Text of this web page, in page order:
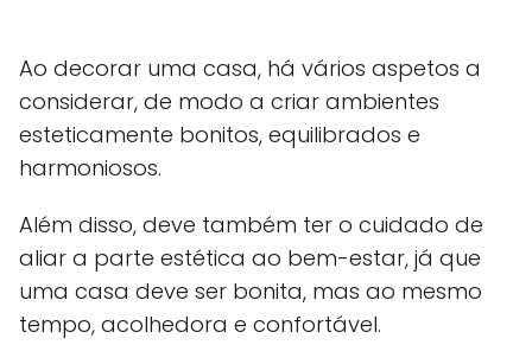
Ao decorar uma casa, há vários aspetos a
considerar, de modo a criar ambientes
esteticamente bonitos, equilibrados e
harmoniosos.
Além disso, deve também ter o cuidado de
aliar a parte estética ao bem-estar, já que
uma casa deve ser bonita, mas ao mesmo
tempo, acolhedora e confortável.